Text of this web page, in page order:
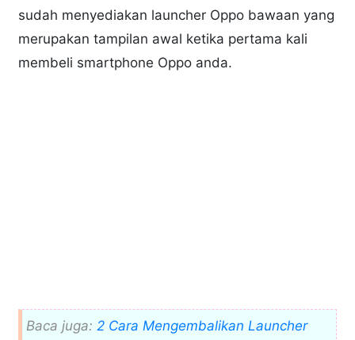
sudah menyediakan launcher Oppo bawaan yang
merupakan tampilan awal ketika pertama kali
membeli smartphone Oppo anda.
Baca juga: 2 Cara Mengembalikan Launcher